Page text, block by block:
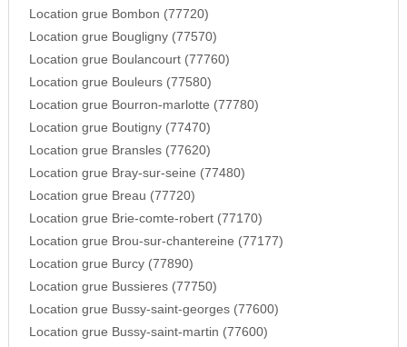
Location grue Bombon (77720)
Location grue Bougligny (77570)
Location grue Boulancourt (77760)
Location grue Bouleurs (77580)
Location grue Bourron-marlotte (77780)
Location grue Boutigny (77470)
Location grue Bransles (77620)
Location grue Bray-sur-seine (77480)
Location grue Breau (77720)
Location grue Brie-comte-robert (77170)
Location grue Brou-sur-chantereine (77177)
Location grue Burcy (77890)
Location grue Bussieres (77750)
Location grue Bussy-saint-georges (77600)
Location grue Bussy-saint-martin (77600)